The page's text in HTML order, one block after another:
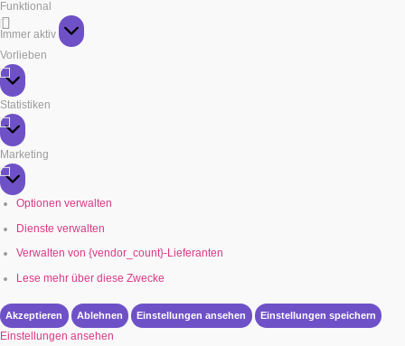
Funktional
Funktional
Immer aktiv
Vorlieben
Vorlieben
Statistiken
Statistiken
Marketing
Marketing
Optionen verwalten
Dienste verwalten
Verwalten von {vendor_count}-Lieferanten
Lese mehr über diese Zwecke
Akzeptieren Ablehnen Einstellungen ansehen Einstellungen speichern
Einstellungen ansehen